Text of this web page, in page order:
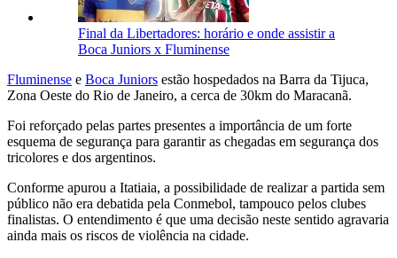
Final da Libertadores: horário e onde assistir a
Boca Juniors x Fluminense
Fluminense e Boca Juniors estão hospedados na Barra da Tijuca,
Zona Oeste do Rio de Janeiro, a cerca de 30km do Maracanã.
Foi reforçado pelas partes presentes a importância de um forte
esquema de segurança para garantir as chegadas em segurança dos
tricolores e dos argentinos.
Conforme apurou a Itatiaia, a possibilidade de realizar a partida sem
público não era debatida pela Conmebol, tampouco pelos clubes
finalistas. O entendimento é que uma decisão neste sentido agravaria
ainda mais os riscos de violência na cidade.